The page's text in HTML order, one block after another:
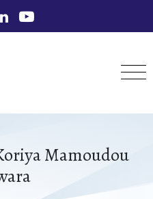
Mamoudou